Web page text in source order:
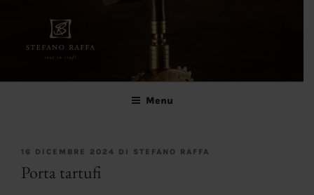
Stefano Raffa
Menu
PUBBLICATO
16 DICEMBRE 2024 DI STEFANO RAFFA
Porta tartufi